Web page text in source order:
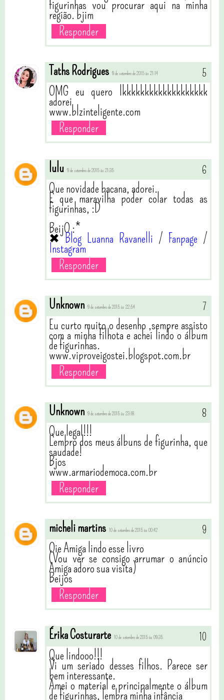
figurinhas vou procurar aqui na minha
região. bjim
Responder
Taths Rodrigues 9 de setembro de 2015 às 21:14
OMG eu quero lkkkkkkkkkkkkkkkkkkk
adorei
www.blzinteligente.com
Responder
lulu 9 de setembro de 2015 às 21:35
Que novidade bacana, adorei.
E que maravilha poder colar todas as
figurinhas, :D
BeijO :*
✖ Blog Luanna Ravanelli / Fanpage /
Instagram
Responder
Unknown 9 de setembro de 2015 às 22:54
Eu curto muito o desenho ,sempre assisto
com a minha filhota e achei lindo o álbum
de figurinhas.
www.viproveigostei.blogspot.com.br
Responder
Unknown 9 de setembro de 2015 às 23:18
Que legal!!!
Lembro dos meus álbuns de figurinha, que
saudade!
Bjos
www.armariodemoca.com.br
Responder
micheli martins 10 de setembro de 2015 às 00:42
Oie Amiga lindo esse livro
(Vou ver se consigo arrumar o anúncio
Amiga adoro sua visita)
Beijos
Responder
Érika Costurarte 10 de setembro de 2015 às 09:35
Que lindooo!!!
Vi um seriado desses filhos. Parece ser
bem interessante.
Amei o material e principalmente o álbum
de figurinhas, lembra minha infância